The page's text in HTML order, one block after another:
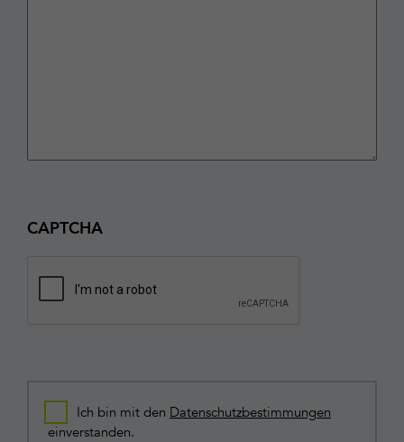
CAPTCHA
Ich bin mit den Datenschutzbestimmungen
einverstanden.